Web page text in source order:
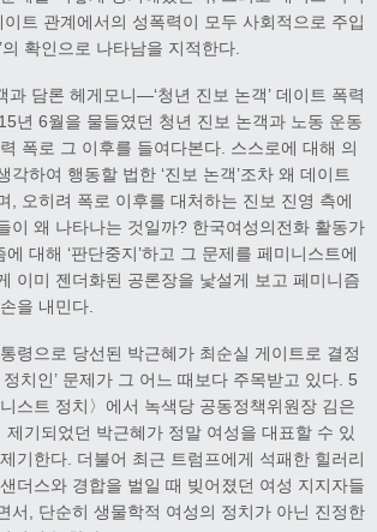
트 관계에서의 성폭력이 모두 사회적으로 주입
의 확인으로 나타남을 지적한다.
과 담론 헤게모니―‘청년 진보 논객’ 데이트 폭력
년 6월을 물들였던 청년 진보 논객과 노동 운동
폭로 그 이후를 들여다본다. 스스로에 대해 의
각하여 행동할 법한 ‘진보 논객’조차 왜 데이트
, 오히려 폭로 이후를 대처하는 진보 진영 측에
이 왜 나타나는 것일까? 한국여성의전화 활동가
대해 ‘판단중지’하고 그 문제를 페미니스트에
이미 젠더화된 공론장을 낯설게 보고 페미니즘
을 내민다.
령으로 당선된 박근혜가 최순실 게이트로 결정
치인’ 문제가 그 어느 때보다 주목받고 있다. 5
스트 정치〉에서 녹색당 공동정책위원장 김은
제기되었던 박근혜가 정말 여성을 대표할 수 있
기한다. 더불어 최근 트럼프에게 석패한 힐러리
더스와 경합을 벌일 때 빚어졌던 여성 지지자들
서, 단순히 생물학적 여성의 정치가 아닌 진정한